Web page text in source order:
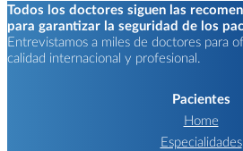
Todos los doctores siguen las
para garantizar la seguridad de los
Entrevistamos a miles de doctores para
calidad internacional y profesional.
Pacientes
Home
Especialidades